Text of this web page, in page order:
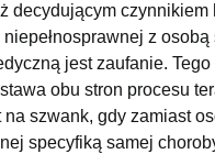
decydującym czynnikiem
z
jest zaufanie. Tego
obu stron procesu
na szwank, gdy zamiast
specyfiką samej